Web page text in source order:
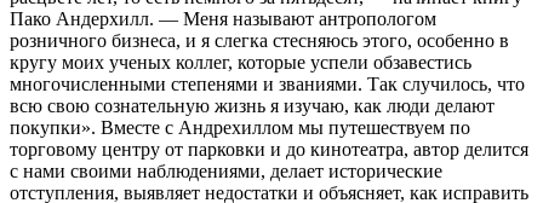
Пако Андерхилл. — Меня называют антропологом
розничного бизнеса, и я слегка стесняюсь этого, особенно в
кругу моих ученых коллег, которые успели обзавестись
многочисленными степенями и званиями. Так случилось, что
всю свою сознательную жизнь я изучаю, как люди делают
покупки». Вместе с Андрехиллом мы путешествуем по
торговому центру от парковки и до кинотеатра, автор делится
с нами своими наблюдениями, делает исторические
отступления, выявляет недостатки и объясняет, как исправить